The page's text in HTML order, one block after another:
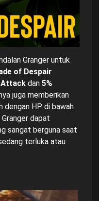
Granger untuk
of Despair
Attack dan 5%
juga memberikan
dengan HP di bawah
dapat
sangat berguna saat
terluka atau